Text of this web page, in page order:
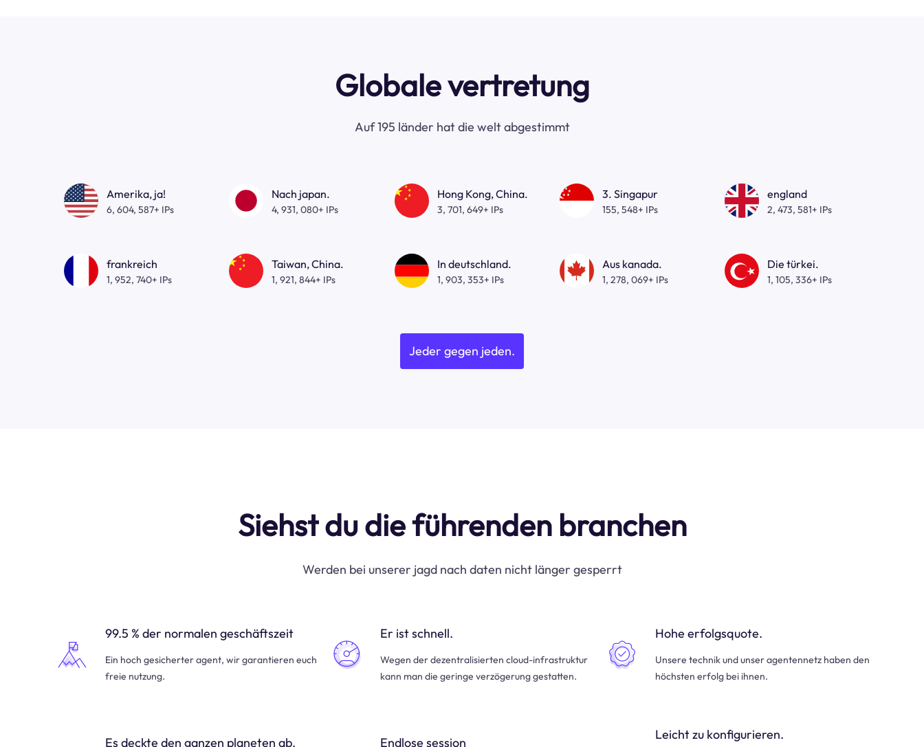
Globale vertretung
Auf 195 länder hat die welt abgestimmt
Amerika, ja!
6, 604, 587+ IPs
Nach japan.
4, 931, 080+ IPs
Hong Kong, China.
3, 701, 649+ IPs
3. Singapur
155, 548+ IPs
england
2, 473, 581+ IPs
frankreich
1, 952, 740+ IPs
Taiwan, China.
1, 921, 844+ IPs
In deutschland.
1, 903, 353+ IPs
Aus kanada.
1, 278, 069+ IPs
Die türkei.
1, 105, 336+ IPs
Jeder gegen jeden.
Siehst du die führenden branchen
Werden bei unserer jagd nach daten nicht länger gesperrt
99.5 % der normalen geschäftszeit
Ein hoch gesicherter agent, wir garantieren euch
freie nutzung.
Er ist schnell.
Wegen der dezentralisierten cloud-infrastruktur
kann man die geringe verzögerung gestatten.
Hohe erfolgsquote.
Unsere technik und unser agentennetz haben den
höchsten erfolg bei ihnen.
Es deckte den ganzen planeten ab. Endlose session
Leicht zu konfigurieren.